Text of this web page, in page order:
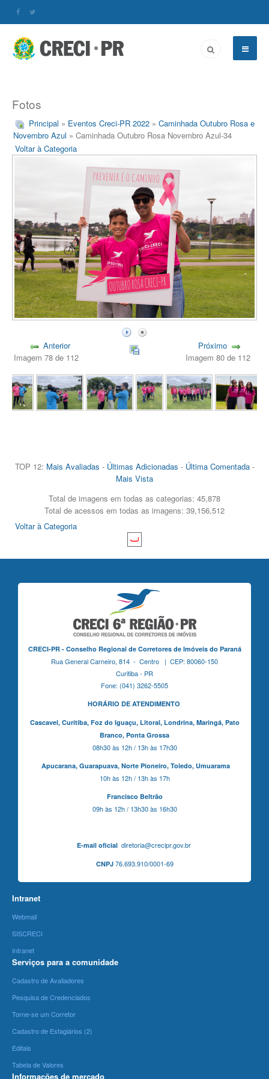
Fotos
Principal » Eventos Creci-PR 2022 » Caminhada Outubro Rosa e
Novembro Azul » Caminhada Outubro Rosa Novembro Azul-34
Voltar à Categoria
Anterior
Imagem 78 de 112
Próximo
Imagem 80 de 112
TOP 12: Mais Avaliadas - Últimas Adicionadas - Última Comentada-
Mais Vista
Total de imagens em todas as categorias: 45,878
Total de acessos em todas as imagens: 39,156,512
Voltar à Categoria
CRECI-PR - Conselho Regional de Corretores de Imóveis do Paraná
Rua General Carneiro, 814 - Centro | CEP: 80060-150
Curitiba - PR
Fone: (041) 3262-5505
HORÁRIO DE ATENDIMENTO
Cascavel, Curitiba,Foz do Iguaçu, Litoral, Londrina, Maringá, Pato
Branco, Ponta Grossa
08h30 às 12h / 13h às 17h30
Apucarana, Guarapuava, Norte Pioneiro, Toledo, Umuarama
10h às 12h / 13h às 17h
Francisco Beltrão
09h às 12h / 13h30 às 16h30
E-mail oficialdiretoria@crecipr.gov.br
CNPJ76.693.910/0001-69
Intranet
Webmail
SISCRECI
Intranet
Serviços para a comunidade
Cadastro de Avaliadores
Pesquisa de Credenciados
Torne-se um Corretor
Cadastro de Estagiários (2)
Editais
Tabela de Valores
Informações de mercado